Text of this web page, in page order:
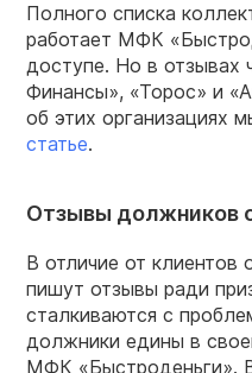
Полного списка
работает МФК
доступе. Но в отзывах
Финансы», «Торос» и
об этих организациях
статье.
Отзывы должников
В отличие от клиентов
пишут отзывы ради
сталкиваются с
должники едины в
МФК «Быстроденьги».